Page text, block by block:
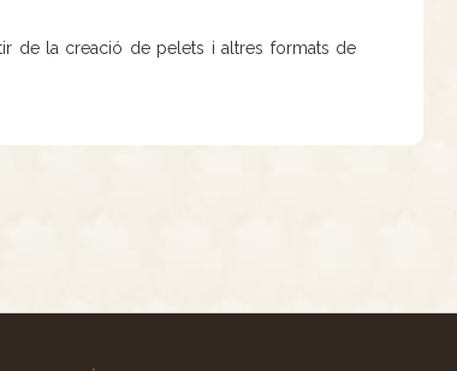
de la creació de pelets i altres formats de